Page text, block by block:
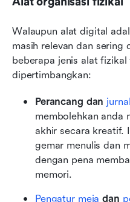
Walaupun alat digital
masih relevan dan sering
beberapa jenis alat fizikal
dipertimbangkan:
Perancang dan
membolehkan anda
akhir secara kreatif.
gemar menulis dan
dengan pena
memori.
Pengatur meja dan